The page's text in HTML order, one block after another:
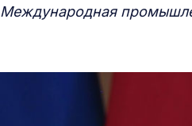
Международная